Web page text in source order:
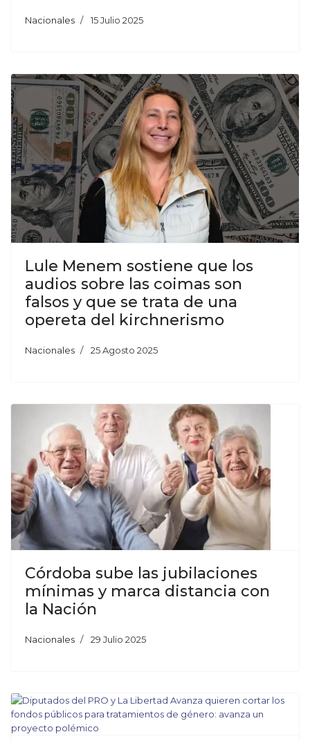
Nacionales 15 Julio 2025
Lule Menem sostiene que los
audios sobre las coimas son
falsos y que se trata de una
opereta del kirchnerismo
Nacionales 25 Agosto 2025
Córdoba sube las jubilaciones
mínimas y marca distancia con
la Nación
Nacionales 29 Julio 2025